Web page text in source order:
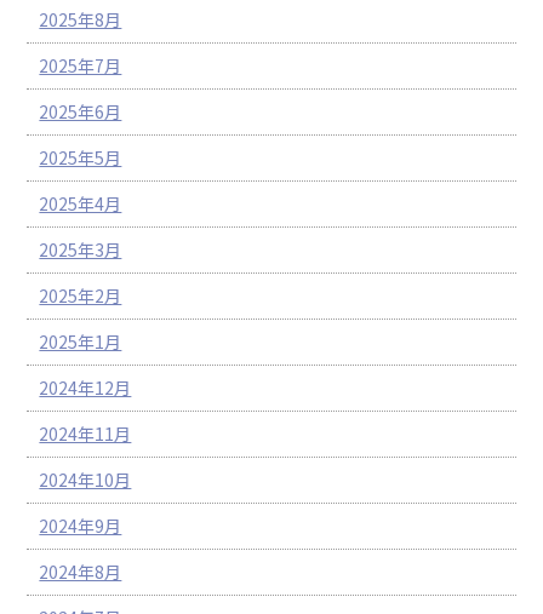
2025年8月
2025年7月
2025年6月
2025年5月
2025年4月
2025年3月
2025年2月
2025年1月
2024年12月
2024年11月
2024年10月
2024年9月
2024年8月